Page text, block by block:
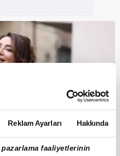
Reklam Ayarları Hakkında
faaliyetlerinin